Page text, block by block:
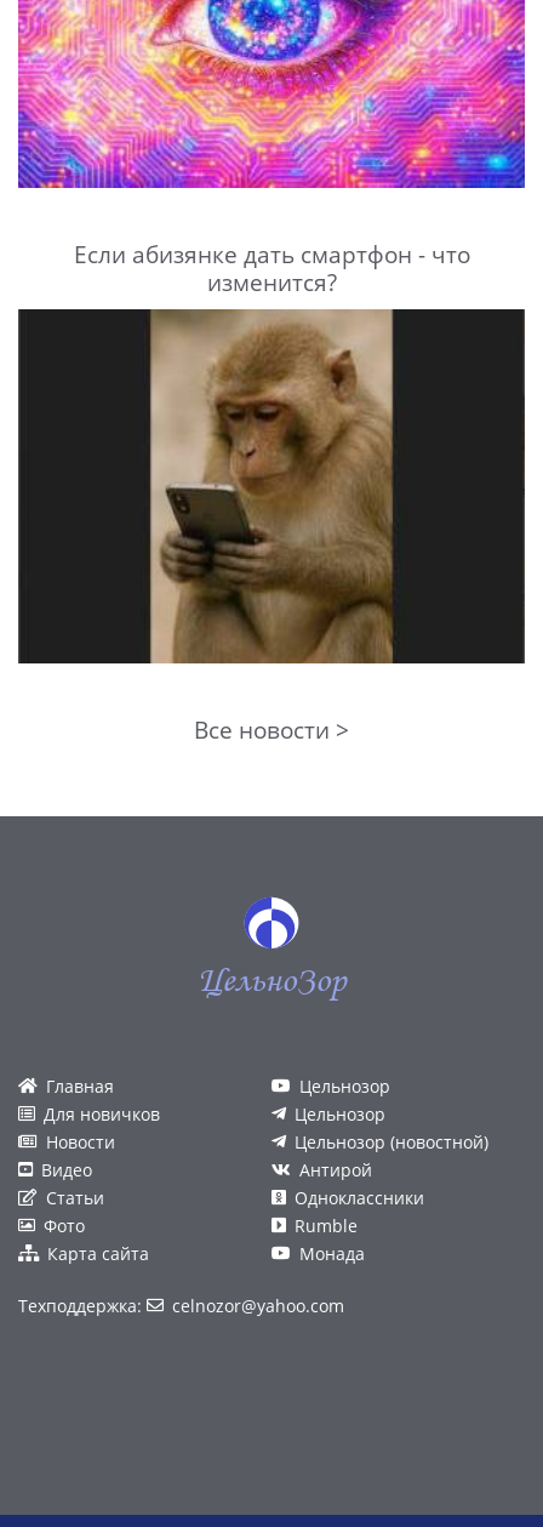
Если абизянке дать смартфон - что
изменится?
Все новости >
ЦельноЗор
Главная
Для новичков
Новости
Видео
Статьи
Фото
Карта сайта
Цельнозор
Цельнозор
Цельнозор (новостной)
Антирой
Одноклассники
Rumble
Монада
Техподдержка: celnozor@yahoo.com